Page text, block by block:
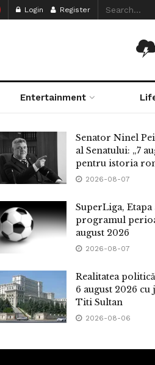
Login Register
Entertainment
Senator Ninel
al Senatului: „7
pentru istoria
2026-08-07
SuperLiga, Etapa
programul
august 2026
2026-08-07
Realitatea
6 august 2026
Titi Sultan
2026-08-06